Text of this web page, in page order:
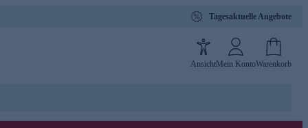
Tagesaktuelle Angebote
AnsichtMein KontoWarenkorb